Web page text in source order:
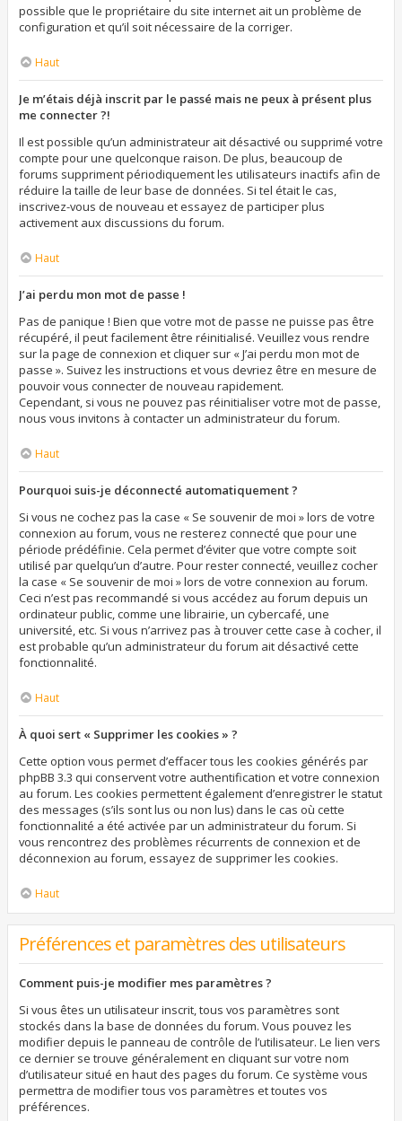
possible que le propriétaire du site internet ait un problème de
configuration et qu’il soit nécessaire de la corriger.
Haut
Je m’étais déjà inscrit par le passé mais ne peux à présent plus
me connecter ?!
Il est possible qu’un administrateur ait désactivé ou supprimé votre
compte pour une quelconque raison. De plus, beaucoup de
forums suppriment périodiquement les utilisateurs inactifs afin de
réduire la taille de leur base de données. Si tel était le cas,
inscrivez-vous de nouveau et essayez de participer plus
activement aux discussions du forum.
Haut
J’ai perdu mon mot de passe !
Pas de panique ! Bien que votre mot de passe ne puisse pas être
récupéré, il peut facilement être réinitialisé. Veuillez vous rendre
sur la page de connexion et cliquer sur « J’ai perdu mon mot de
passe ». Suivez les instructions et vous devriez être en mesure de
pouvoir vous connecter de nouveau rapidement.
Cependant, si vous ne pouvez pas réinitialiser votre mot de passe,
nous vous invitons à contacter un administrateur du forum.
Haut
Pourquoi suis-je déconnecté automatiquement ?
Si vous ne cochez pas la case « Se souvenir de moi » lors de votre
connexion au forum, vous ne resterez connecté que pour une
période prédéfinie. Cela permet d’éviter que votre compte soit
utilisé par quelqu’un d’autre. Pour rester connecté, veuillez cocher
la case « Se souvenir de moi » lors de votre connexion au forum.
Ceci n’est pas recommandé si vous accédez au forum depuis un
ordinateur public, comme une librairie, un cybercafé, une
université, etc. Si vous n’arrivez pas à trouver cette case à cocher, il
est probable qu’un administrateur du forum ait désactivé cette
fonctionnalité.
Haut
À quoi sert « Supprimer les cookies » ?
Cette option vous permet d’effacer tous les cookies générés par
phpBB 3.3 qui conservent votre authentification et votre connexion
au forum. Les cookies permettent également d’enregistrer le statut
des messages (s’ils sont lus ou non lus) dans le cas où cette
fonctionnalité a été activée par un administrateur du forum. Si
vous rencontrez des problèmes récurrents de connexion et de
déconnexion au forum, essayez de supprimer les cookies.
Haut
Préférences et paramètres des utilisateurs
Comment puis-je modifier mes paramètres ?
Si vous êtes un utilisateur inscrit, tous vos paramètres sont
stockés dans la base de données du forum. Vous pouvez les
modifier depuis le panneau de contrôle de l’utilisateur. Le lien vers
ce dernier se trouve généralement en cliquant sur votre nom
d’utilisateur situé en haut des pages du forum. Ce système vous
permettra de modifier tous vos paramètres et toutes vos
préférences.